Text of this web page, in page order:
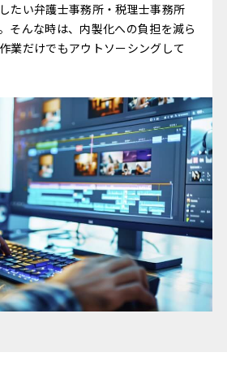
たい弁護士事務所・税理士事務所
そんな時は、内製化への負担を減ら
業だけでもアウトソーシングして